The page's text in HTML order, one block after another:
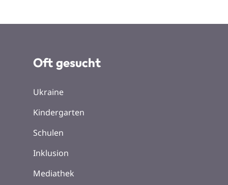
Oft gesucht
Ukraine
Kindergarten
Schulen
Inklusion
Mediathek